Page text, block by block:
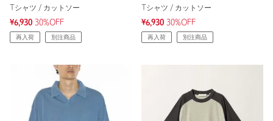
Tシャツ / カットソー
¥6,930 30%OFF
再入荷 別注商品
Tシャツ / カットソー
¥6,930 30%OFF
再入荷 別注商品